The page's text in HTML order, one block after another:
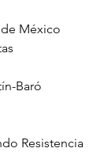
México
Baró
Resistencia